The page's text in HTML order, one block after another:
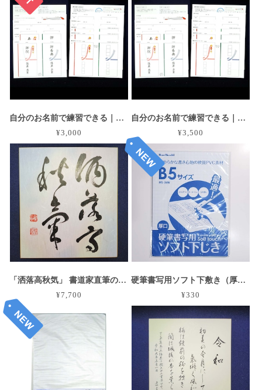
自分のお名前で練習できる｜慶弔袋オリジナル原寸大お手本・練習セット
¥3,000
自分のお名前で練習できる｜慶弔袋オリジナル原寸大お手本・練習セット（筆ペン付）
¥3,500
「洒落高秋気」 書道家直筆のグラデーション大色紙作品
¥7,700
硬筆書写用ソフト下敷き（厚口）B5サイズ｜鉛筆、ペン書きに最適！
¥330